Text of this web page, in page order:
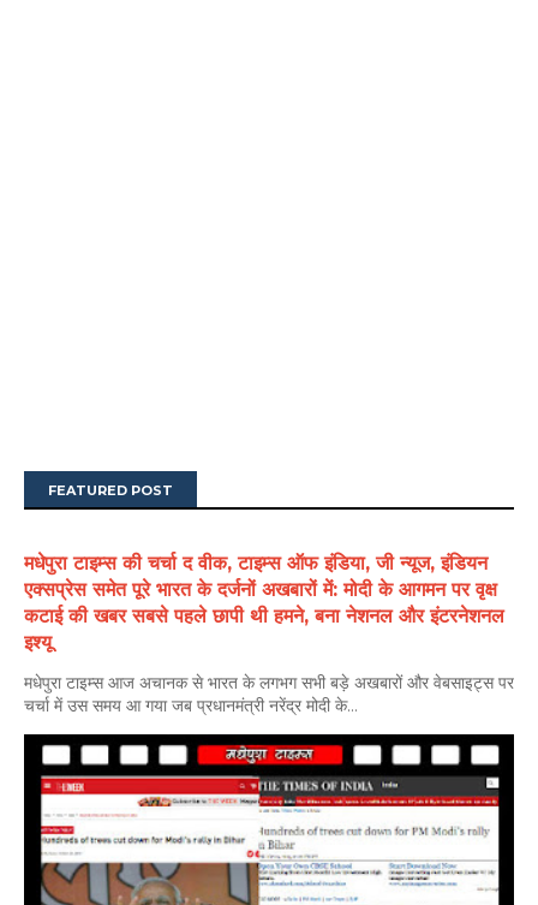
FEATURED POST
मधेपुरा टाइम्स की चर्चा द वीक, टाइम्स ऑफ इंडिया, जी न्यूज, इंडियन
एक्सप्रेस समेत पूरे भारत के दर्जनों अखबारों में: मोदी के आगमन पर वृक्ष
कटाई की खबर सबसे पहले छापी थी हमने, बना नेशनल और इंटरनेशनल
इश्यू
मधेपुरा टाइम्स आज अचानक से भारत के लगभग सभी बड़े अखबारों और वेबसाइट्स पर
चर्चा में उस समय आ गया जब प्रधानमंत्री नरेंद्र मोदी के...